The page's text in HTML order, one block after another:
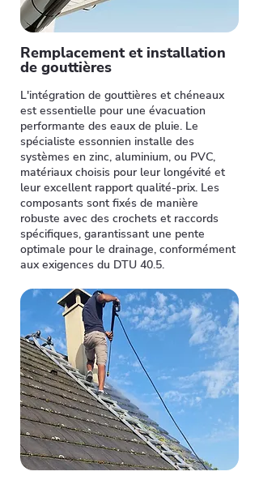
Remplacement et installation
de gouttières
L'intégration de gouttières et chéneaux
est essentielle pour une évacuation
performante des eaux de pluie. Le
spécialiste essonnien installe des
systèmes en zinc, aluminium, ou PVC,
matériaux choisis pour leur longévité et
leur excellent rapport qualité-prix. Les
composants sont fixés de manière
robuste avec des crochets et raccords
spécifiques, garantissant une pente
optimale pour le drainage, conformément
aux exigences du DTU 40.5.